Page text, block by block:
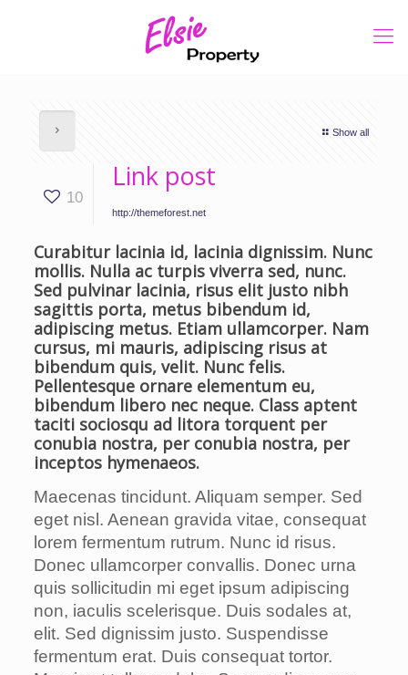
Show all
10
Link post
http://themeforest.net
Curabitur lacinia id, lacinia dignissim. Nunc
mollis. Nulla ac turpis viverra sed, nunc.
Sed pulvinar lacinia, risus elit justo nibh
sagittis porta, metus bibendum id,
adipiscing metus. Etiam ullamcorper. Nam
cursus, mi mauris, adipiscing risus at
bibendum quis, velit. Nunc felis.
Pellentesque ornare elementum eu,
bibendum libero nec neque. Class aptent
taciti sociosqu ad litora torquent per
conubia nostra, per conubia nostra, per
inceptos hymenaeos.
Maecenas tincidunt. Aliquam semper. Sed
eget nisl. Aenean gravida vitae, consequat
lorem fermentum rutrum. Nunc id risus.
Donec ullamcorper convallis. Donec urna
quis sollicitudin mi eget ipsum adipiscing
non, iaculis scelerisque. Duis sodales at,
elit. Sed dignissim justo. Suspendisse
fermentum erat. Duis consequat tortor.